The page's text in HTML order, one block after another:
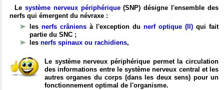
Le système nerveux périphérique(SNP) désigne l'ensemble des
nerfs qui émergent du névraxe :
les nerfs crâniens à l'exception du nerf optique (II) qui fait
partie du SNC ;
les nerfs spinaux ou rachidiens,
Le système nerveux périphérique permet la circulation
des informations entre le système nerveux central et les
autres organes du corps (dans les deux sens) pour un
fonctionnement optimal de l'organisme.